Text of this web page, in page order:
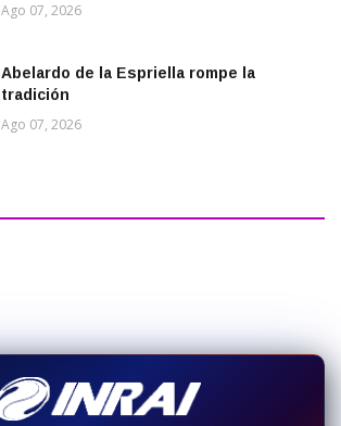
Ago 07, 2026
Abelardo de la Espriella rompe la
tradición
Ago 07, 2026